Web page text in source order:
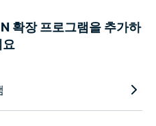
확장 프로그램을 추가하